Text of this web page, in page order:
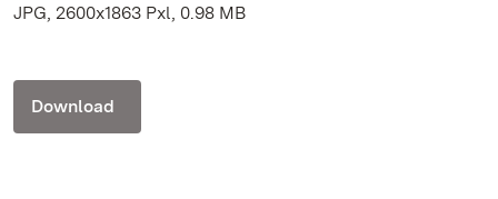
JPG, 2600x1863 Pxl, 0.98 MB
Download